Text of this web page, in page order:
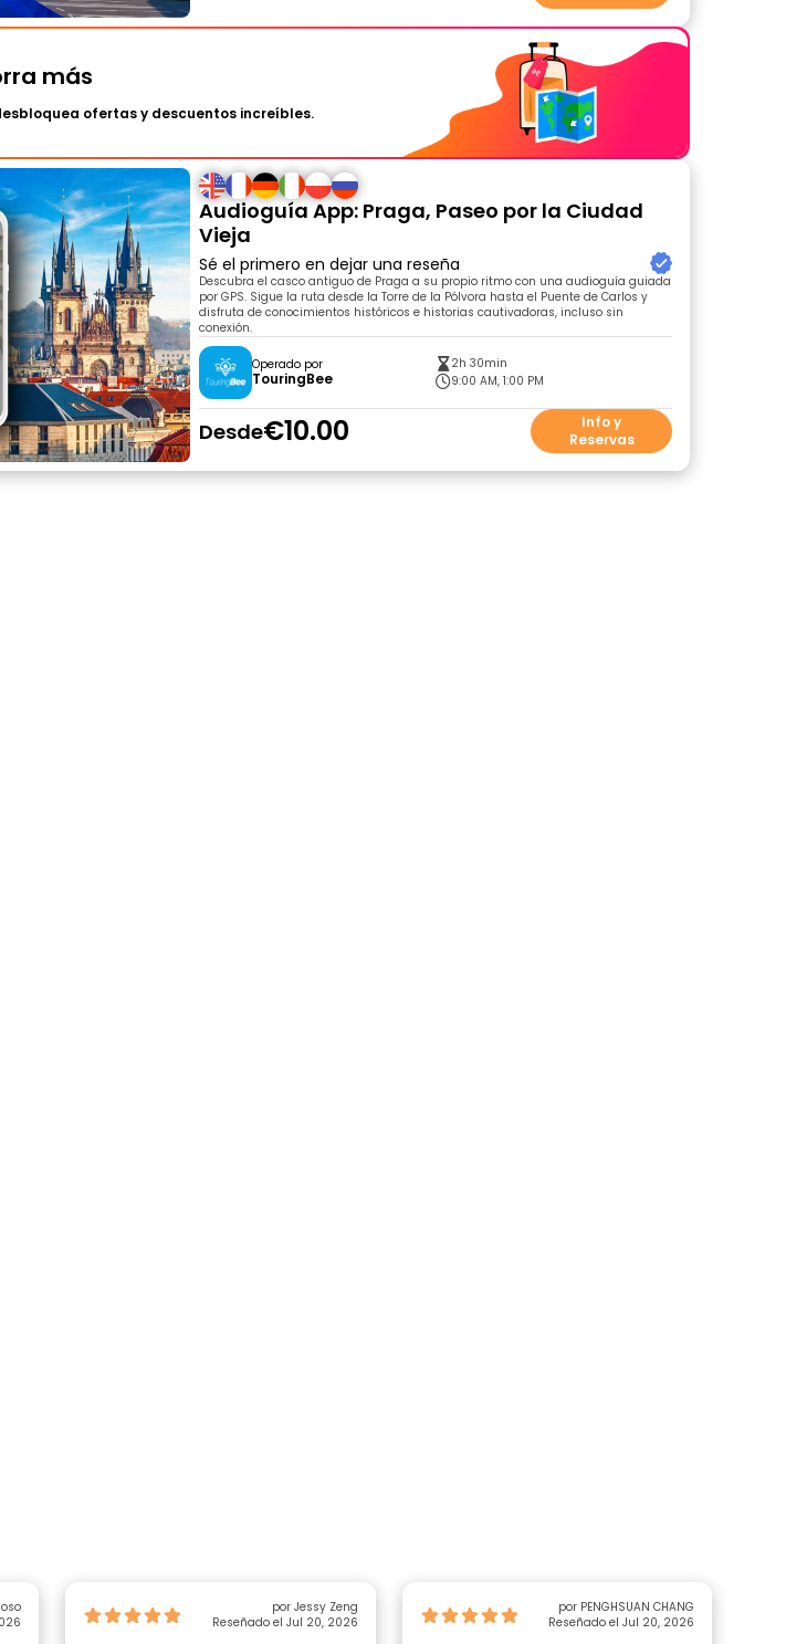
más
ofertas y descuentos increíbles.
Audioguía App: Praga, Paseo por la Ciudad
Vieja
Sé el primero en dejar una reseña
Descubra el casco antiguo de Praga a su propio ritmo con una audioguía guiada
por GPS. Sigue la ruta desde la Torre de la Pólvora hasta el Puente de Carlos y
disfruta de conocimientos históricos e historias cautivadoras, incluso sin
conexión.
Operado por
TouringBee
2h 30min
9:00 AM, 1:00 PM
Desde€10.00
Info y
Reservas
por Jessy Zeng
Reseñado el Jul 20, 2026
por PENGHSUAN CHANG
Reseñado el Jul 20, 2026